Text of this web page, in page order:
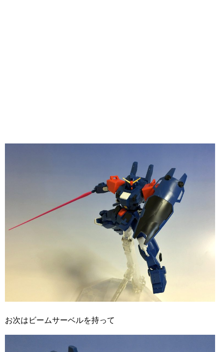
お次はビームサーベルを持って